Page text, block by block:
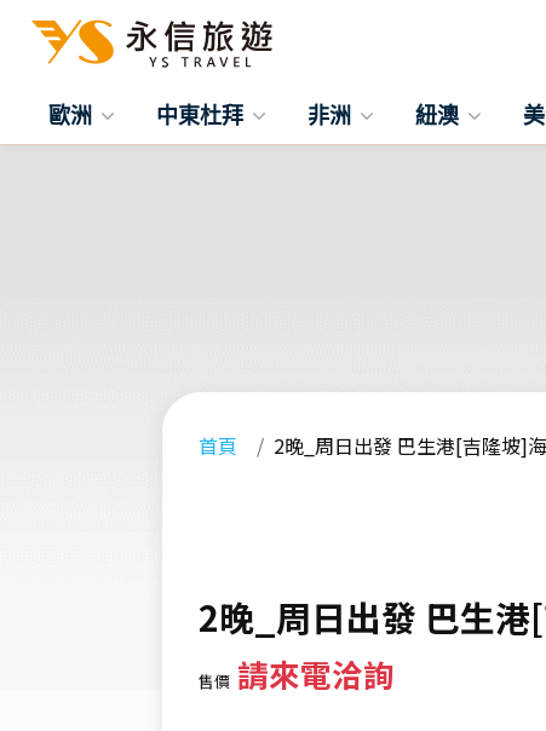
歐洲 中東杜拜 非洲 紐澳
首頁 2晚_周日出發 巴生港[吉隆坡]
2晚_周日出發 巴生
售價 請來電洽詢